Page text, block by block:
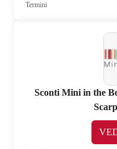
Termini
Sconti Mini in the